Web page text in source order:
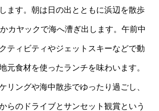
ます。朝は日の出とともに浜辺を散歩
カヤックで海へ漕ぎ出します。午前中
ティビティやジェットスキーなどで動
元食材を使ったランチを味わいます。
リングや海中散歩でゆったり過ごし、
らのドライブとサンセット観賞という